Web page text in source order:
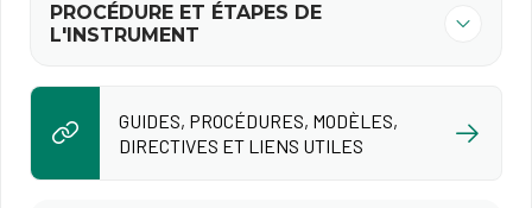
PROCÉDURE ET ÉTAPES DE
L'INSTRUMENT
GUIDES, PROCÉDURES, MODÈLES,
DIRECTIVES ET LIENS UTILES